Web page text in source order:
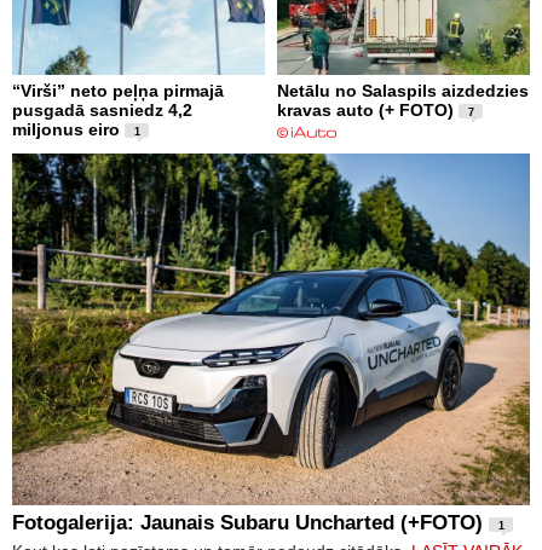
“Virši” neto peļņa pirmajā
pusgadā sasniedz 4,2
miljonus eiro
1
Netālu no Salaspils aizdedzies
kravas auto (+ FOTO)
7
Fotogalerija: Jaunais Subaru Uncharted (+FOTO) 1